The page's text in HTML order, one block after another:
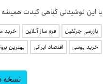
با این نوشیدنی گیاهی کبدت همیشه
بازرسی جرثقیل فرم ساز آنلاین خرید
خرید یوسی
اقتصاد ایرانی بهترین
نسخه